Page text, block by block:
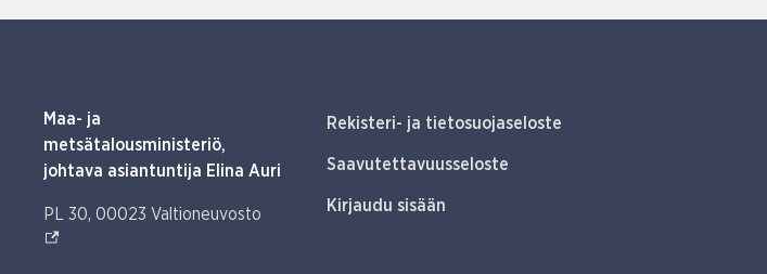
Maa- ja
metsätalousministeriö,
johtava asiantuntija Elina Auri
PL 30, 00023 Valtioneuvosto (Ulkoinen linkki)
Rekisteri- ja tietosuojaseloste
Saavutettavuusseloste
Kirjaudu sisään